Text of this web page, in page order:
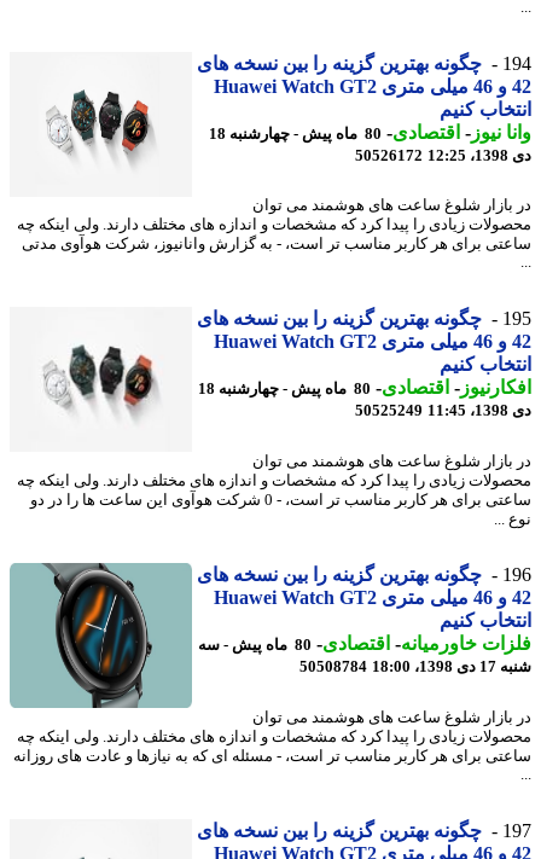
چگونه بهترین گزینه را بین نسخه های
42 و 46 میلی متری Huawei Watch GT2
کنیم
نیوز-اقتصادی-
80 ماه پیش - چهارشنبه 18
50526172
شلوغ ساعت های هوشمند می توان
زیادی را پیدا کرد که مشخصات و اندازه های مختلف دارند. ولی اینکه چه
برای هر کاربر مناسب تر است، - به گزارش وانانیوز، شرکت هوآوی مدتی
چگونه بهترین گزینه را بین نسخه های
42 و 46 میلی متری Huawei Watch GT2
کنیم
-اقتصادی-
80 ماه پیش - چهارشنبه 18
50525249
شلوغ ساعت های هوشمند می توان
زیادی را پیدا کرد که مشخصات و اندازه های مختلف دارند. ولی اینکه چه
ساعتی برای هر کاربر مناسب تر است، - 0 شرکت هوآوی این ساعت ها را در دو
...
چگونه بهترین گزینه را بین نسخه های
42 و 46 میلی متری Huawei Watch GT2
کنیم
خاورمیانه-اقتصادی-
80 ماه پیش - سه
18:00
50508784
شلوغ ساعت های هوشمند می توان
زیادی را پیدا کرد که مشخصات و اندازه های مختلف دارند. ولی اینکه چه
برای هر کاربر مناسب تر است، - مسئله ای که به نیازها و عادت های روزانه
چگونه بهترین گزینه را بین نسخه های
42 و 46 میلی متری Huawei Watch GT2